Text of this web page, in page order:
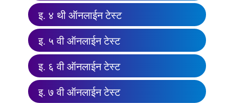
इ. ४ थी ऑनलाईन टेस्ट
इ. ५ वी ऑनलाईन टेस्ट
इ. ६ वी ऑनलाईन टेस्ट
इ. ७ वी ऑनलाईन टेस्ट